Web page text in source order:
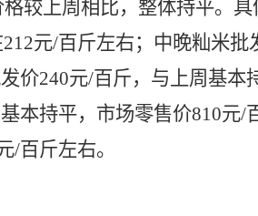
较上周相比，整体持平。
元/百斤左右；中晚籼米
价240元/百斤，与上周基
本持平，市场零售价810元
/百斤左右。